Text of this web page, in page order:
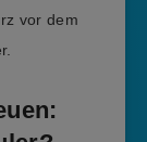
vor dem